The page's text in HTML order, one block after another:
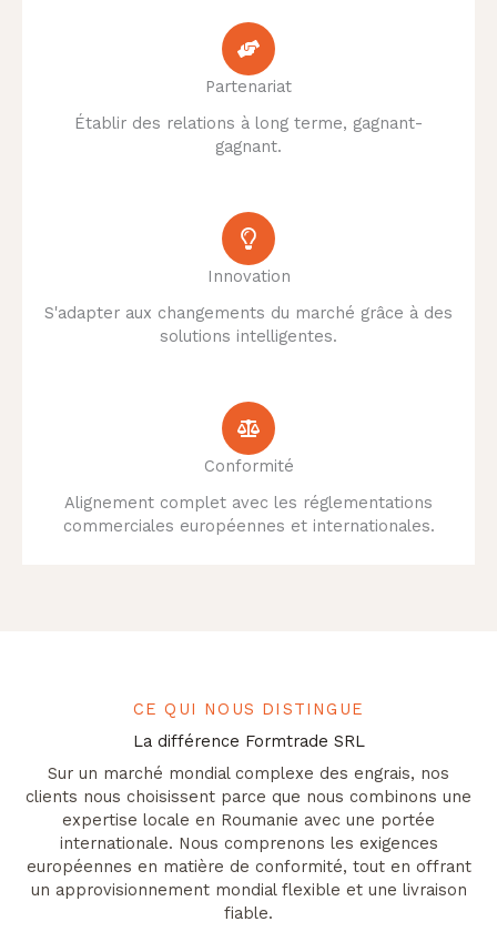
Partenariat
Établir des relations à long terme, gagnant-
gagnant.
Innovation
S'adapter aux changements du marché grâce à des
solutions intelligentes.
Conformité
Alignement complet avec les réglementations
commerciales européennes et internationales.
CE QUI NOUS DISTINGUE
La différence Formtrade SRL
Sur un marché mondial complexe des engrais, nos
clients nous choisissent parce que nous combinons une
expertise locale en Roumanie avec une portée
internationale. Nous comprenons les exigences
européennes en matière de conformité, tout en offrant
un approvisionnement mondial flexible et une livraison
fiable.